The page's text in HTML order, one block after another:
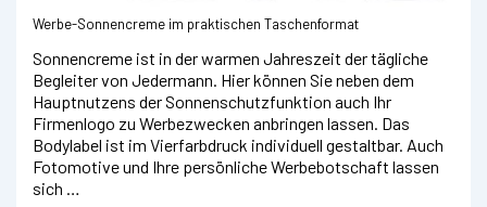
Werbe-Sonnencreme im praktischen Taschenformat
Sonnencreme ist in der warmen Jahreszeit der tägliche
Begleiter von Jedermann. Hier können Sie neben dem
Hauptnutzens der Sonnenschutzfunktion auch Ihr
Firmenlogo zu Werbezwecken anbringen lassen. Das
Bodylabel ist im Vierfarbdruck individuell gestaltbar. Auch
Fotomotive und Ihre persönliche Werbebotschaft lassen
sich …